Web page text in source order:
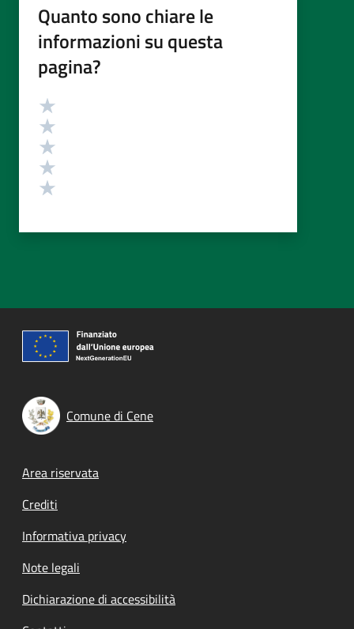
Quanto sono chiare le
informazioni su questa
pagina?
Valutazione
Comune di Cene
Footer menu
Area riservata
Crediti
Informativa privacy
Note legali
Dichiarazione di accessibilità